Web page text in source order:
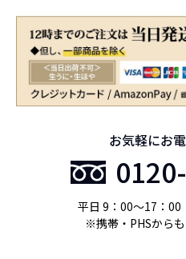
お気軽にお
平日 9：00〜17：00
※携帯・PHSから